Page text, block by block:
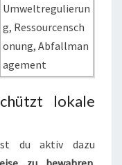
Umweltregulierun
g, Ressourcensch
onung, Abfallman
agement
lokale
du aktiv dazu